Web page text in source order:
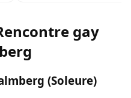
gay
(Soleure)